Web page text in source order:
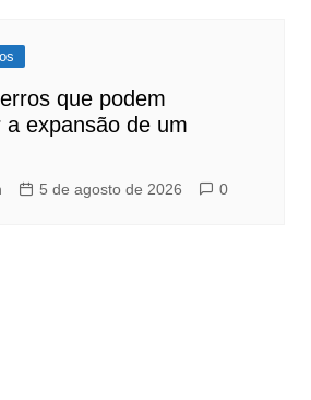
que podem
expansão de um
5 de agosto de 2026 0